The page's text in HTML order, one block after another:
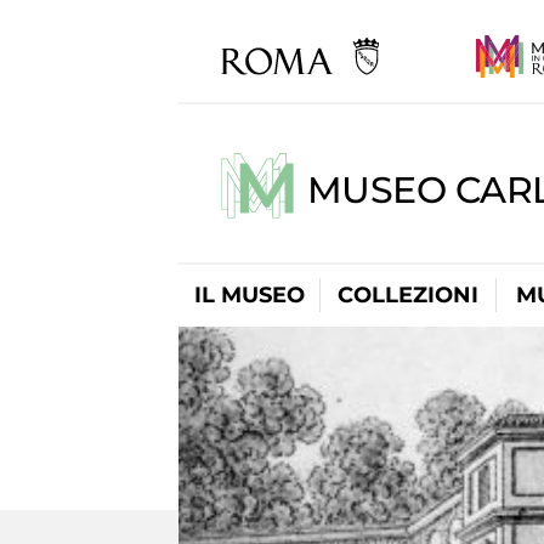
MUSEO
IL MUSEO COLLEZIONI